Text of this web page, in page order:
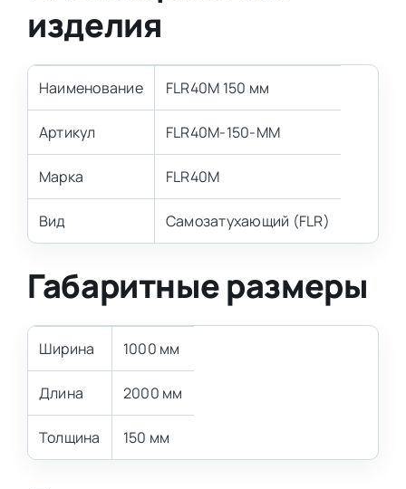
изделия
Наименование FLR40M 150 мм
Артикул FLR40M-150-MM
Марка FLR40M
Вид Самозатухающий (FLR)
Габаритные размеры
Ширина 1000 мм
Длина 2000 мм
Толщина 150 мм